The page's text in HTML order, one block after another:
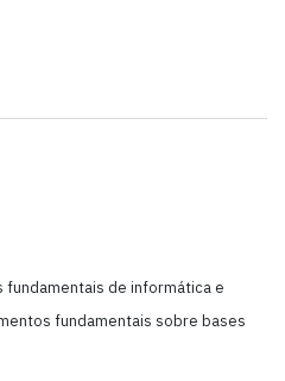
de informática e
fundamentais sobre bases